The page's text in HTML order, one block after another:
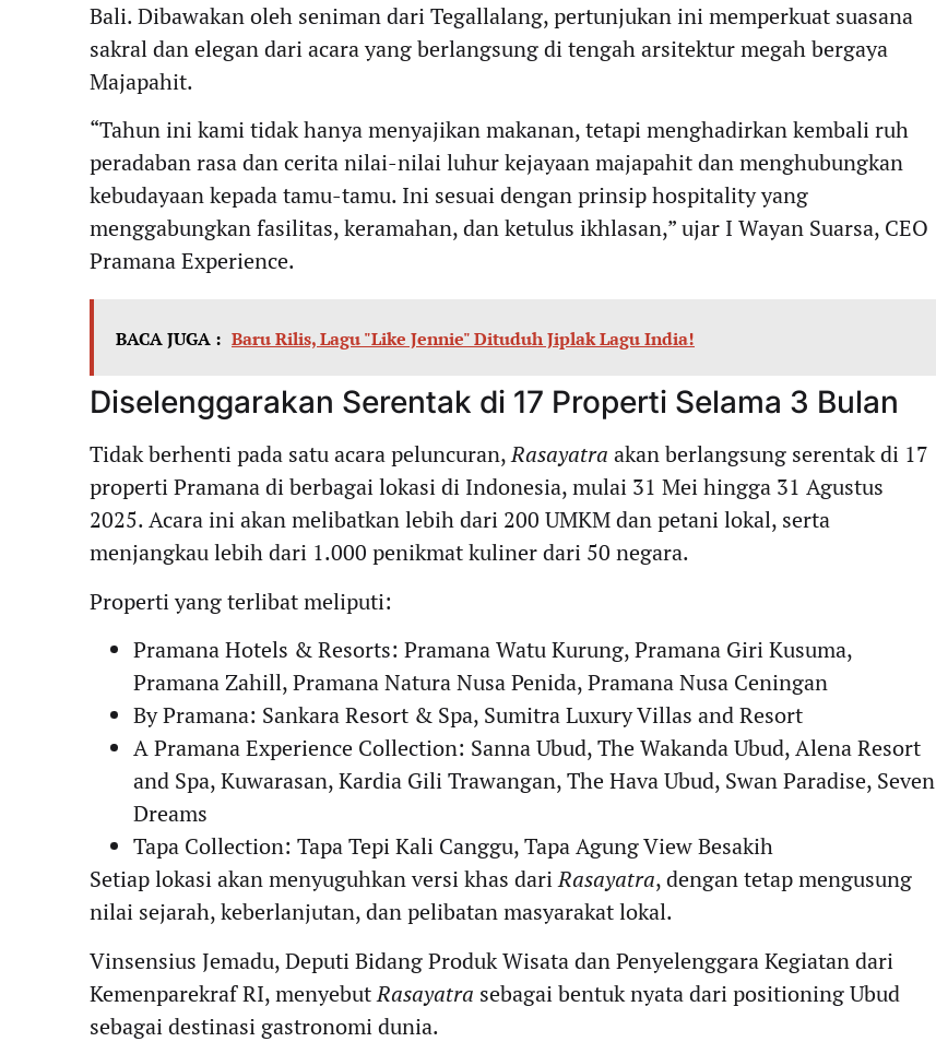
Bali. Dibawakan oleh seniman dari Tegallalang, pertunjukan ini memperkuat suasana
sakral dan elegan dari acara yang berlangsung di tengah arsitektur megah bergaya
Majapahit.
“Tahun ini kami tidak hanya menyajikan makanan, tetapi menghadirkan kembali ruh
peradaban rasa dan cerita nilai-nilai luhur kejayaan majapahit dan menghubungkan
kebudayaan kepada tamu-tamu. Ini sesuai dengan prinsip hospitality yang
menggabungkan fasilitas, keramahan, dan ketulus ikhlasan,” ujar I Wayan Suarsa, CEO
Pramana Experience.
BACA JUGA : Baru Rilis, Lagu "Like Jennie" Dituduh Jiplak Lagu India!
Diselenggarakan Serentak di 17 Properti Selama 3 Bulan
Tidak berhenti pada satu acara peluncuran,Rasayatra akan berlangsung serentak di 17
properti Pramana di berbagai lokasi di Indonesia, mulai 31 Mei hingga 31 Agustus
2025. Acara ini akan melibatkan lebih dari 200 UMKM dan petani lokal, serta
menjangkau lebih dari 1.000 penikmat kuliner dari 50 negara.
Properti yang terlibat meliputi:
Pramana Hotels & Resorts: Pramana Watu Kurung, Pramana Giri Kusuma,
Pramana Zahill, Pramana Natura Nusa Penida, Pramana Nusa Ceningan
By Pramana: Sankara Resort & Spa, Sumitra Luxury Villas and Resort
A Pramana Experience Collection: Sanna Ubud, The Wakanda Ubud, Alena Resort
and Spa, Kuwarasan, Kardia Gili Trawangan, The Hava Ubud, Swan Paradise, Seven
Dreams
Tapa Collection: Tapa Tepi Kali Canggu, Tapa Agung View Besakih
Setiap lokasi akan menyuguhkan versi khas dariRasayatra, dengan tetap mengusung
nilai sejarah, keberlanjutan, dan pelibatan masyarakat lokal.
Vinsensius Jemadu, Deputi Bidang Produk Wisata dan Penyelenggara Kegiatan dari
Kemenparekraf RI, menyebutRasayatra sebagai bentuk nyata dari positioning Ubud
sebagai destinasi gastronomi dunia.